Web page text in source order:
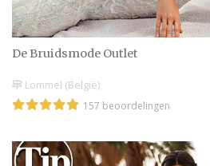
De Bruidsmode Outlet
Lommel (België)
157 beoordelingen